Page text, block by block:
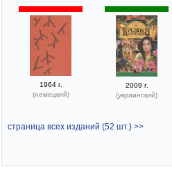
1964 г.
(немецкий)
2009 г.
(украинский)
страница всех изданий (52 шт.) >>